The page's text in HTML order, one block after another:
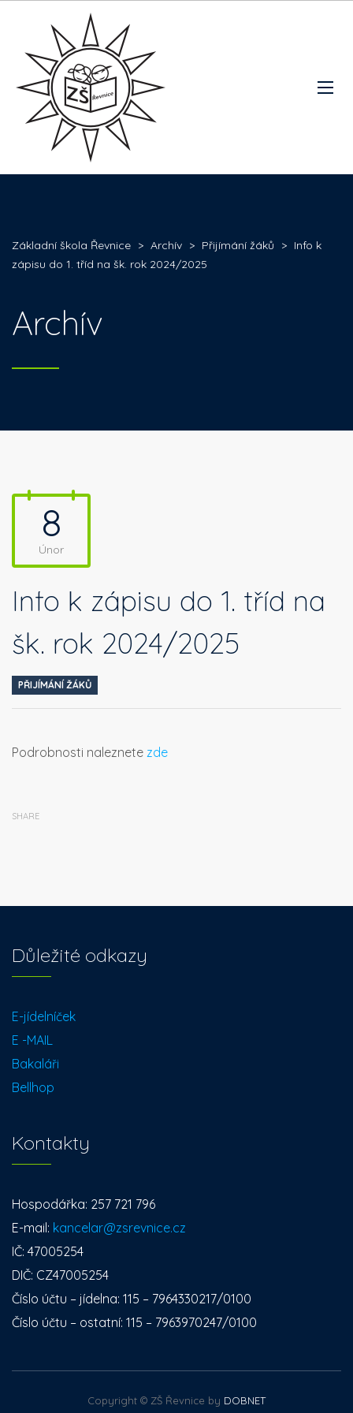
Základní škola Řevnice > Archív > Přijímání žáků > Info k
zápisu do 1. tříd na šk. rok 2024/2025
Archív
8
Únor
Info k zápisu do 1. tříd na
šk. rok 2024/2025
PŘIJÍMÁNÍ ŽÁKŮ
Podrobnosti naleznete zde
SHARE
Důležité odkazy
E-jídelníček
E -MAIL
Bakaláři
Bellhop
Kontakty
Hospodářka: 257 721 796
E-mail: kancelar@zsrevnice.cz
IČ: 47005254
DIČ: CZ47005254
Číslo účtu – jídelna: 115 – 7964330217/0100
Číslo účtu – ostatní: 115 – 7963970247/0100
Copyright © ZŠ Řevnice by DOBNET